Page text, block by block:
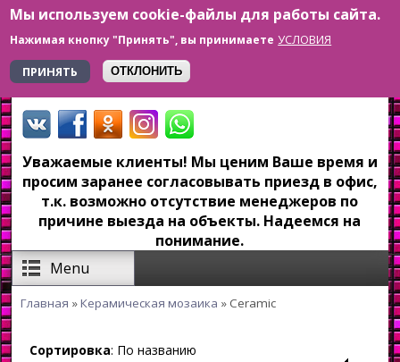
Мы используем cookie-файлы для работы сайта.
Нажимая кнопку "Принять", вы принимаете УСЛОВИЯ
ПРИНЯТЬ
ОТКЛОНИТЬ
Перейти к основному содержанию
+7 923 179-6-279
Уважаемые клиенты! Мы ценим Ваше время и
просим заранее согласовывать приезд в офис,
т.к. возможно отсутствие менеджеров по
причине выезда на объекты. Надеемся на
понимание.
Menu
Главная »Керамическая мозаика » Ceramic
Сортировка: По названию